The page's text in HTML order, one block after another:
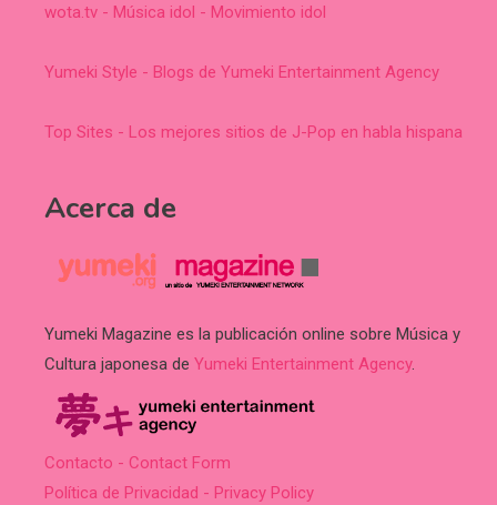
wota.tv - Música idol - Movimiento idol
Yumeki Style - Blogs de Yumeki Entertainment Agency
Top Sites - Los mejores sitios de J-Pop en habla hispana
Acerca de
Yumeki Magazine es la publicación online sobre Música y
Cultura japonesa de Yumeki Entertainment Agency.
Contacto - Contact Form
Política de Privacidad - Privacy Policy